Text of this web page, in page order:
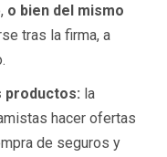
o bien del mismo
tras la firma, a
productos: la
hacer ofertas
de seguros y